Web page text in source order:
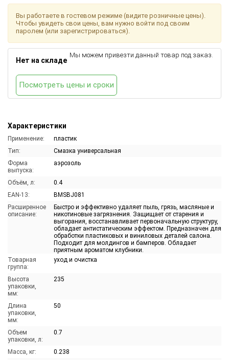
Характеристики
Применение:
пластик
Тип:
Смазка универсальная
Форма
выпуска:
аэрозоль
Объём, л:
0.4
EAN-13:
BMSBJ081
Расширенное
описание:
Быстро и эффективно удаляет пыль, грязь, масляные и
никотиновые загрязнения. Защищает от старения и
выгорания, восстанавливает первоначальную структуру,
обладает антистатическим эффектом. Предназначен для
обработки пластиковых и виниловых деталей салона.
Подходит для молдингов и бамперов. Обладает
приятным ароматом клубники.
Товарная
группа:
уход и очистка
Высота
упаковки,
мм:
235
Длина
упаковки,
мм:
50
Объем
упаковки, л:
0.7
Масса, кг:
0.238
Вы работаете в гостевом режиме (видите розничные цены).
Чтобы увидеть свои цены, вам нужно войти под своим
паролем (или зарегистрироваться).
Нет на складе
Мы можем привезти данный товар под заказ.
Посмотреть цены и сроки